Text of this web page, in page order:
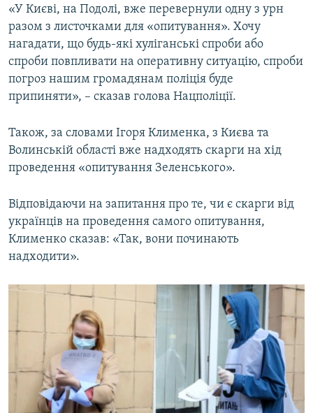
Усі сайти RFE/RL
«У Києві, на Подолі, вже перевернули одну з урн
разом з листочками для «опитування». Хочу
нагадати, що будь-які хуліганські спроби або
спроби повпливати на оперативну ситуацію, спроби
погроз нашим громадянам поліція буде
припиняти», – сказав голова Нацполіції.
Також, за словами Ігоря Клименка, з Києва та
Волинській області вже надходять скарги на хід
проведення «опитування Зеленського».
Відповідаючи на запитання про те, чи є скарги від
українців на проведення самого опитування,
Клименко сказав: «Так, вони починають
надходити».